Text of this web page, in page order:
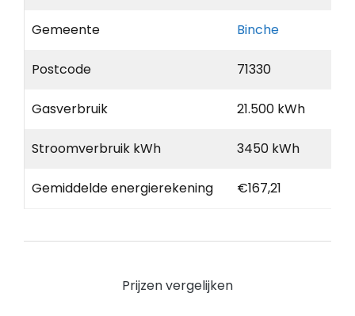
Gemeente Binche
Postcode 71330
Gasverbruik 21.500 kWh
Stroomverbruik kWh 3450 kWh
Gemiddelde energierekening €167,21
Prijzen vergelijken